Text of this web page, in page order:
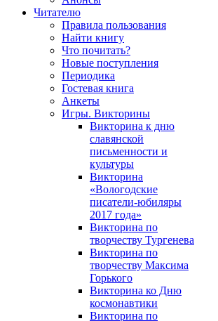
Читателю
Правила пользования
Найти книгу
Что почитать?
Новые поступления
Периодика
Гостевая книга
Анкеты
Игры. Викторины
Викторина к дню
славянской
письменности и
культуры
Викторина
«Вологодские
писатели-юбиляры
2017 года»
Викторина по
творчеству Тургенева
Викторина по
творчеству Максима
Горького
Викторина ко Дню
космонавтики
Викторина по